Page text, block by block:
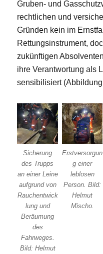
Gruben- und
rechtlichen und
Gründen kein im
Rettungsinstrument,
zukünftigen
ihre Verantwortung als
sensibilisiert (Abbildung
Sicherung
des Trupps
an einer Leine
aufgrund von
Rauchentwick
lung und
Beräumung
des
Fahrweges.
Bild: Helmut
Erstversorgun
g einer
leblosen
Person. Bild:
Helmut
Mischo.